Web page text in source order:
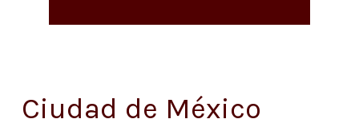
Ciudad de México
Ciudad